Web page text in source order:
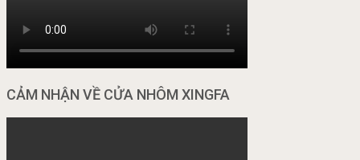
CẢM NHẬN VỀ CỬA NHÔM XINGFA